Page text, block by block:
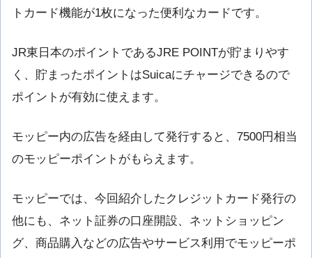
トカード機能が1枚になった便利なカードです。
JR東日本のポイントであるJRE POINTが貯まりやす
く、貯まったポイントはSuicaにチャージできるので
ポイントが有効に使えます。
モッピー内の広告を経由して発行すると、7500円相当
のモッピーポイントがもらえます。
モッピーでは、今回紹介したクレジットカード発行の
他にも、ネット証券の口座開設、ネットショッピン
グ、商品購入などの広告やサービス利用でモッピーポ